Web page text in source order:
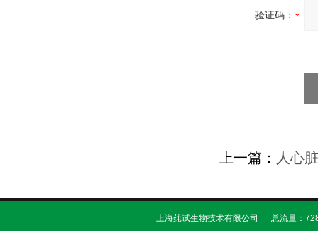
验证码：
上一篇： 人心
上海莼试生物技术有限公司 总流量：